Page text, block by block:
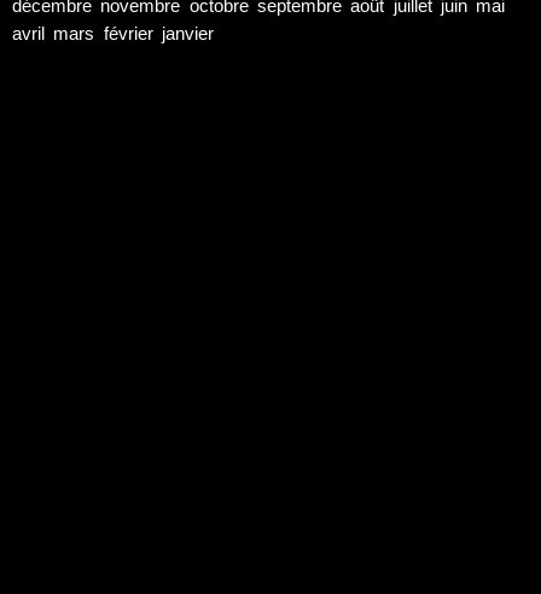
décembre novembre octobre septembre août juillet juin mai
avril
mars février janvier